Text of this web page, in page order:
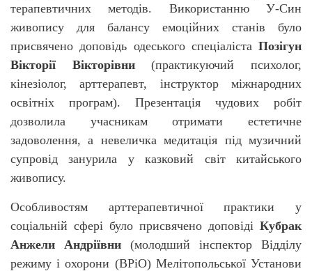
терапевтичних методів. Використанню У-Син
живопису для балансу емоційних станів було
присвячено доповідь одеського спеціаліста Позігун
Вікторії Вікторівни(практикуючий психолог,
кінезіолог, арттерапевт, інструктор міжнародних
освітніх програм). Презентація чудових робіт
дозволила учасникам отримати естетичне
задоволення, а невеличка медитація під музичний
супровід занурила у казковий світ китайського
живопису.
Особливостям арттерапевтичної практики у
соціальній сфері було присвячено доповіді Кубрак
Анжели Андріївни (молодший інспектор Відділу
режиму і охорони (ВРіО) Мелітопольської Установи